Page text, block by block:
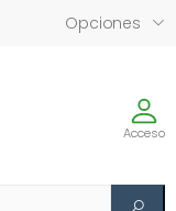
Opciones
Acceso